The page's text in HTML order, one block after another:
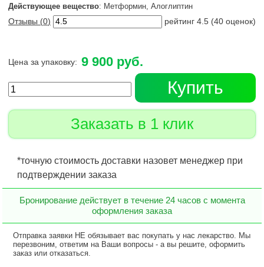
Действующее вещество: Метформин, Алоглиптин
Отзывы (0) рейтинг 4.5 (40 оценок)
Цена за упаковку: 9 900 руб.
Купить
Заказать в 1 клик
*точную стоимость доставки назовет менеджер при
подтверждении заказа
Бронирование действует в течение 24 часов с момента
оформления заказа
Отправка заявки НЕ обязывает вас покупать у нас лекарство. Мы
перезвоним, ответим на Ваши вопросы - а вы решите, оформить
заказ или отказаться.